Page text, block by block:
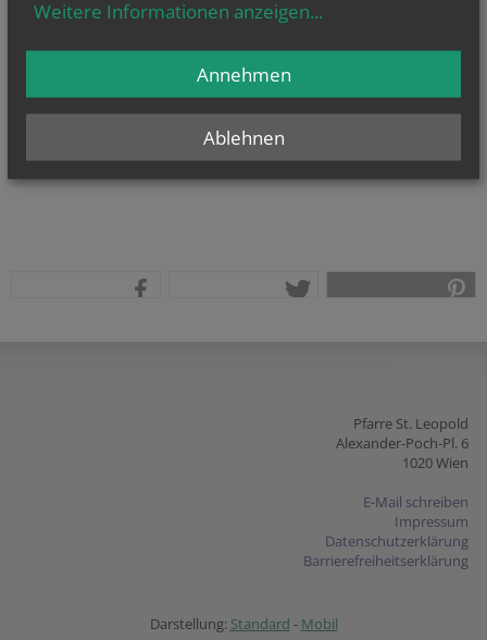
Pfarre St. Leopold
Alexander-Poch-Pl. 6
1020 Wien
E-Mail schreiben
Impressum
Datenschutzerklärung
Barrierefreiheitserklärung
Darstellung: Standard - Mobil
Weitere Informationen anzeigen...
Ablehnen
Annehmen